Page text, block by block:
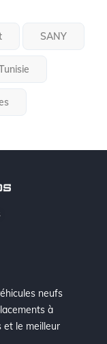
SANY
neufs
à
et le meilleur